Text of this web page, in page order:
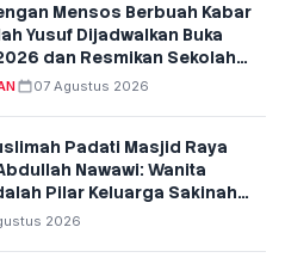
Mensos Berbuah Kabar
Yusuf Dijadwalkan Buka
dan Resmikan Sekolah
07 Agustus 2026
Padati Masjid Raya
Nawawi: Wanita
Pilar Keluarga Sakinah
Generasi Qur'ani
2026